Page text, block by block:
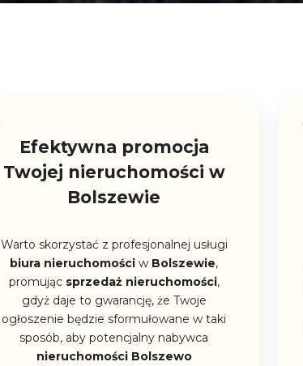
Efektywna promocja
Twojej nieruchomości w
Bolszewie
Warto skorzystać z profesjonalnej usługi
biura nieruchomości w Bolszewie,
promując sprzedaż nieruchomości,
gdyż daje to gwarancję, że Twoje
ogłoszenie będzie sformułowane w taki
sposób, aby potencjalny nabywca
nieruchomości Bolszewo